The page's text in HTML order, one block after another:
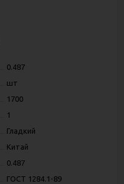
0.487
шт
1700
1
Гладкий
Китай
0.487
ГОСТ 1284.1-89